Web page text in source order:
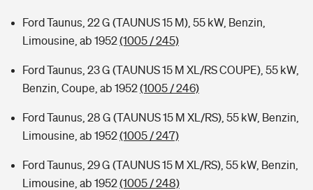
Ford Taunus, 22 G (TAUNUS 15 M), 55 kW, Benzin,
Limousine, ab 1952(1005 / 245)
Ford Taunus, 23 G (TAUNUS 15 M XL/RS COUPE), 55 kW,
Benzin, Coupe, ab 1952(1005 / 246)
Ford Taunus, 28 G (TAUNUS 15 M XL/RS), 55 kW, Benzin,
Limousine, ab 1952(1005 / 247)
Ford Taunus, 29 G (TAUNUS 15 M XL/RS), 55 kW, Benzin,
Limousine, ab 1952(1005 / 248)